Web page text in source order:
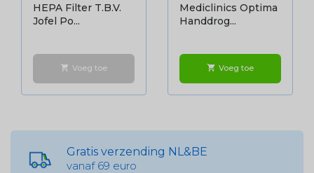
HEPA Filter T.b.v.
Jofel Po...
shopping_cart Voeg toe
Mediclinics Optima
Handdrog...
shopping_cart Voeg toe
Gratis verzending NL&BE
vanaf 69 euro